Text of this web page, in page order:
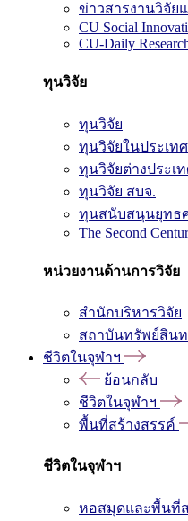
ข่าวสารงานวิจัย
CU Social
CU-Daily
ทุนวิจัย
ทุนวิจัย
ทุนวิจัยในประเทศ
ทุนวิจัยต่างประเ
ทุนวิจัย สบจ.
ทุนสนับสนุนยุทธ
The Second
หน่วยงานด้านการวิจัย
สำนักบริหารวิจัย
สถาบันทรัพย์สิน
ชีวิตในจุฬาฯ
ย้อนกลับ
ชีวิตในจุฬาฯ
พื้นที่สร้างสรรค์
ชีวิตในจุฬาฯ
หอสมุดและพื้นที่